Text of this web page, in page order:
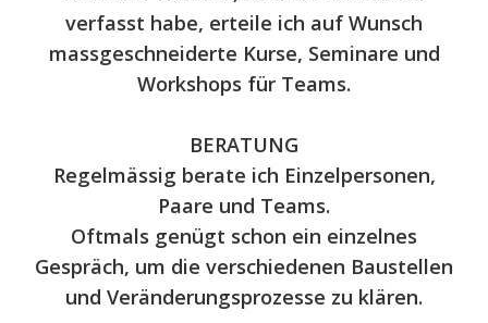
verfasst habe, erteile ich auf Wunsch
massgeschneiderte Kurse, Seminare und
Workshops für Teams.
BERATUNG
Regelmässig berate ich Einzelpersonen,
Paare und Teams.
Oftmals genügt schon ein einzelnes
Gespräch, um die verschiedenen Baustellen
und Veränderungsprozesse zu klären.